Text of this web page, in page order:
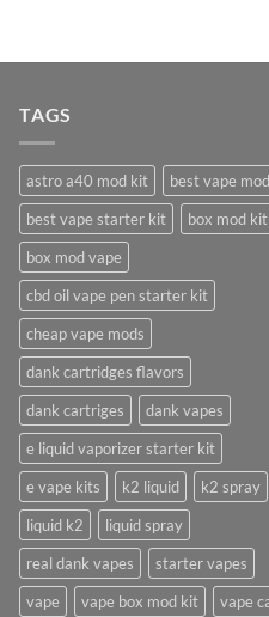
TAGS
astro a40 mod kit
best vape mod
best vape starter kit
box mod kit
box mod vape
cbd oil vape pen starter kit
cheap vape mods
dank cartridges flavors
dank cartriges
dank vapes
e liquid vaporizer starter kit
e vape kits
k2 liquid
k2 spray
liquid k2
liquid spray
real dank vapes
starter vapes
vape
vape box mod kit vape